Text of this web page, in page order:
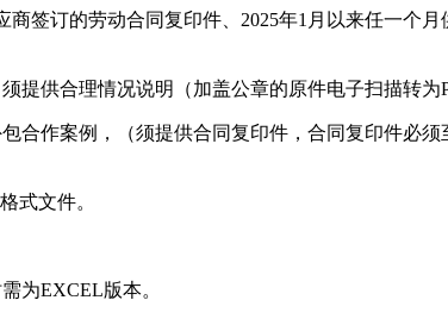
签订的劳动合同复印件、2025年1月以来任一个
供合理情况说明（加盖公章的原件电子扫描转为
合作案例，（须提供合同复印件，合同复印件必
式文件。
为EXCEL版本。